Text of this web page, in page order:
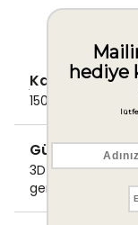
Kargo Ücretsiz
1500 TL ve üzeri
Güvenli
3D Secure ile
gerçekleştirin.